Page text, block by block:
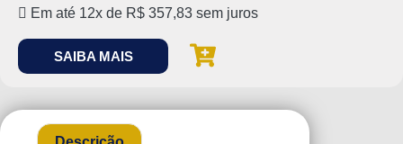
Em até 12x de R$ 357,83 sem juros
SAIBA MAIS